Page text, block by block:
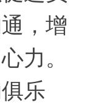
，增
力。
乐